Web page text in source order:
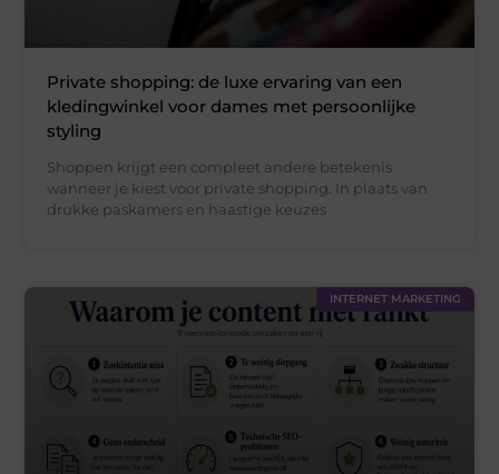
Private shopping: de luxe ervaring van een
kledingwinkel voor dames met persoonlijke
styling
Shoppen krijgt een compleet andere betekenis
wanneer je kiest voor private shopping. In plaats van
drukke paskamers en haastige keuzes
INTERNET MARKETING